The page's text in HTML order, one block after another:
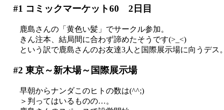
#1 コミックマーケット60 2日目
鹿島さんの「黄色い髪」でサークル参加。
きん注本、結局間に合わず諦めたそうです(>_<)
という訳で鹿島さんのお友達3人と国際展示場に向うデス。
#2 東京～新木場～国際展示場
早朝からナンダこのヒトの数は(^^;)
＞判ってはいるものの…。